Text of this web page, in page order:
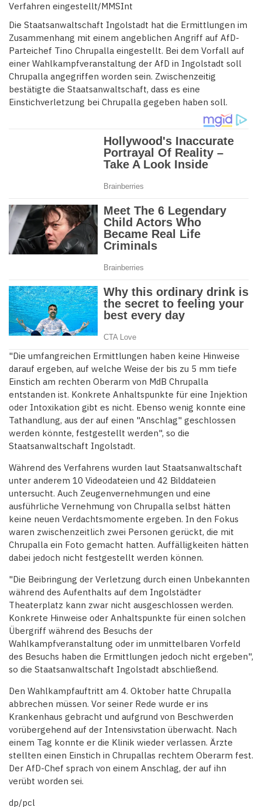
Verfahren eingestellt/MMSInt
Die Staatsanwaltschaft Ingolstadt hat die Ermittlungen im
Zusammenhang mit einem angeblichen Angriff auf AfD-
Parteichef Tino Chrupalla eingestellt. Bei dem Vorfall auf
einer Wahlkampfveranstaltung der AfD in Ingolstadt soll
Chrupalla angegriffen worden sein. Zwischenzeitig
bestätigte die Staatsanwaltschaft, dass es eine
Einstichverletzung bei Chrupalla gegeben haben soll.
"Die umfangreichen Ermittlungen haben keine Hinweise
darauf ergeben, auf welche Weise der bis zu 5 mm tiefe
Einstich am rechten Oberarm von MdB Chrupalla
entstanden ist. Konkrete Anhaltspunkte für eine Injektion
oder Intoxikation gibt es nicht. Ebenso wenig konnte eine
Tathandlung, aus der auf einen "Anschlag" geschlossen
werden könnte, festgestellt werden", so die
Staatsanwaltschaft Ingolstadt.
Während des Verfahrens wurden laut Staatsanwaltschaft
unter anderem 10 Videodateien und 42 Bilddateien
untersucht. Auch Zeugenvernehmungen und eine
ausführliche Vernehmung von Chrupalla selbst hätten
keine neuen Verdachtsmomente ergeben. In den Fokus
waren zwischenzeitlich zwei Personen gerückt, die mit
Chrupalla ein Foto gemacht hatten. Auffälligkeiten hätten
dabei jedoch nicht festgestellt werden können.
"Die Beibringung der Verletzung durch einen Unbekannten
während des Aufenthalts auf dem Ingolstädter
Theaterplatz kann zwar nicht ausgeschlossen werden.
Konkrete Hinweise oder Anhaltspunkte für einen solchen
Übergriff während des Besuchs der
Wahlkampfveranstaltung oder im unmittelbaren Vorfeld
des Besuchs haben die Ermittlungen jedoch nicht ergeben",
so die Staatsanwaltschaft Ingolstadt abschließend.
Den Wahlkampfauftritt am 4. Oktober hatte Chrupalla
abbrechen müssen. Vor seiner Rede wurde er ins
Krankenhaus gebracht und aufgrund von Beschwerden
vorübergehend auf der Intensivstation überwacht. Nach
einem Tag konnte er die Klinik wieder verlassen. Ärzte
stellten einen Einstich in Chrupallas rechtem Oberarm fest.
Der AfD-Chef sprach von einem Anschlag, der auf ihn
verübt worden sei.
dp/pcl